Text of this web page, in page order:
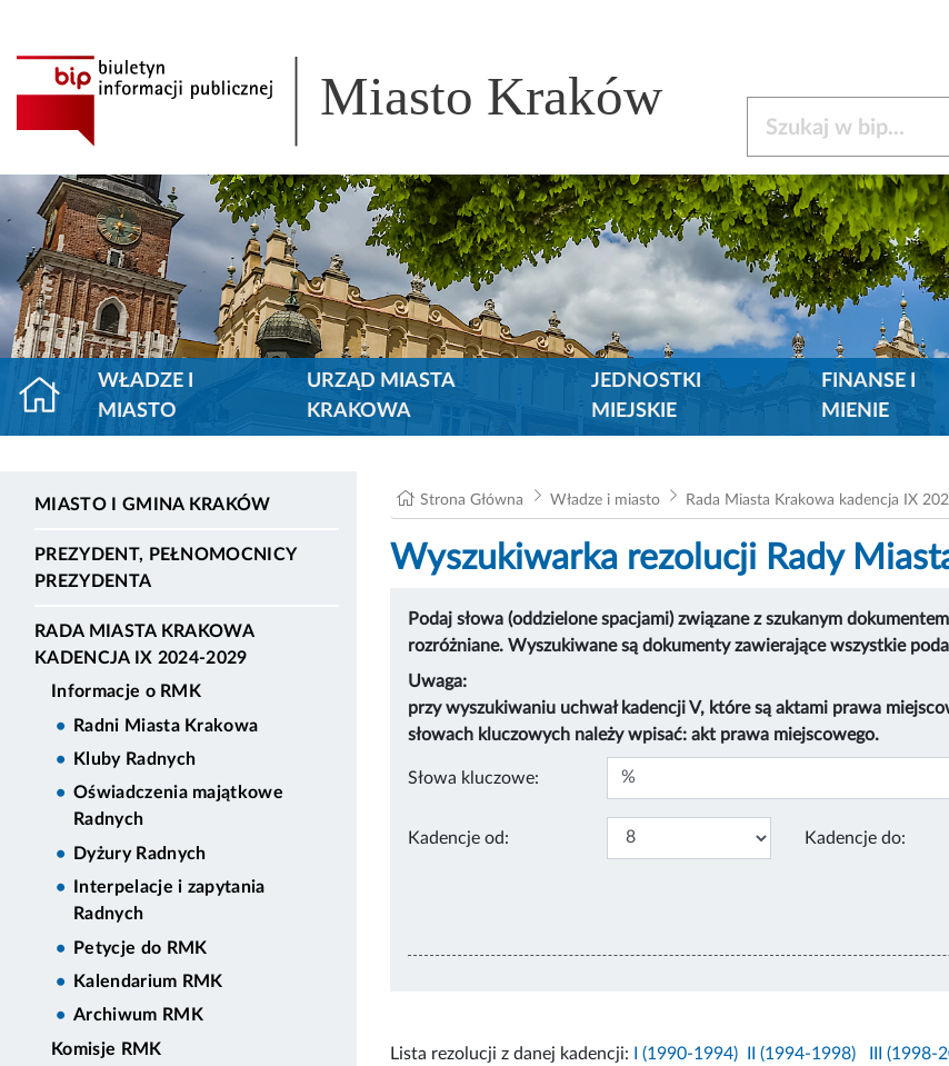
Miasto Kraków
WŁADZE I
MIASTO
URZĄD MIASTA
KRAKOWA
JEDNOSTKI
MIEJSKIE
FINANSE I
MIENIE
MIASTO I GMINA KRAKÓW
PREZYDENT, PEŁNOMOCNICY
PREZYDENTA
RADA MIASTA KRAKOWA
KADENCJA IX 2024-2029
Informacje o RMK
Radni Miasta Krakowa
Kluby Radnych
Oświadczenia majątkowe
Radnych
Dyżury Radnych
Interpelacje i zapytania
Radnych
Petycje do RMK
Kalendarium RMK
Archiwum RMK
Komisje RMK
Strona Główna Władze i miasto Rada Miasta Krakowa kadencja IX
Wyszukiwarka rezolucji Rady
Podaj słowa (oddzielone spacjami) związane z szukanym
rozróżniane. Wyszukiwane są dokumenty zawierające wszystkie
Uwaga:
przy wyszukiwaniu uchwał kadencji V, które są aktami prawa
słowach kluczowych należy wpisać: akt prawa miejscowego.
Słowa kluczowe:
Kadencje od: Kadencje do:
Lista rezolucji z danej kadencji: I (1990-1994) II (1994-1998) III (1998-